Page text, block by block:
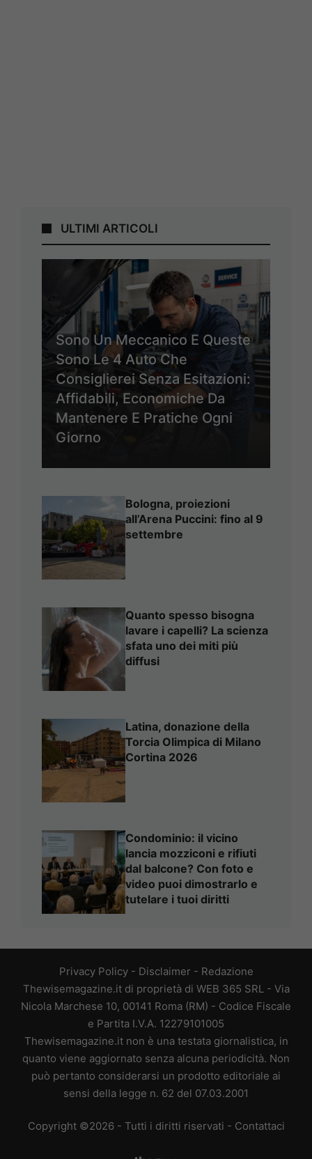
ULTIMI ARTICOLI
Sono Un Meccanico E Queste
Sono Le 4 Auto Che
Consiglierei Senza Esitazioni:
Affidabili, Economiche Da
Mantenere E Pratiche Ogni
Giorno
Bologna, proiezioni
all’Arena Puccini: fino al 9
settembre
Quanto spesso bisogna
lavare i capelli? La scienza
sfata uno dei miti più
diffusi
Latina, donazione della
Torcia Olimpica di Milano
Cortina 2026
Condominio: il vicino
lancia mozziconi e rifiuti
dal balcone? Con foto e
video puoi dimostrarlo e
tutelare i tuoi diritti
Privacy Policy- Disclaimer - Redazione
Thewisemagazine.it di proprietà di WEB 365 SRL - Via
Nicola Marchese 10, 00141 Roma (RM) - Codice Fiscale
e Partita I.V.A. 12279101005
Thewisemagazine.it non è una testata giornalistica, in
quanto viene aggiornato senza alcuna periodicità. Non
può pertanto considerarsi un prodotto editoriale ai
sensi della legge n. 62 del 07.03.2001
Copyright ©2026 - Tutti i diritti riservati - Contattaci